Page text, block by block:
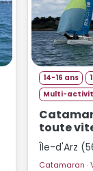
14-16 ans
Multi-
toute
Île-d'Arz